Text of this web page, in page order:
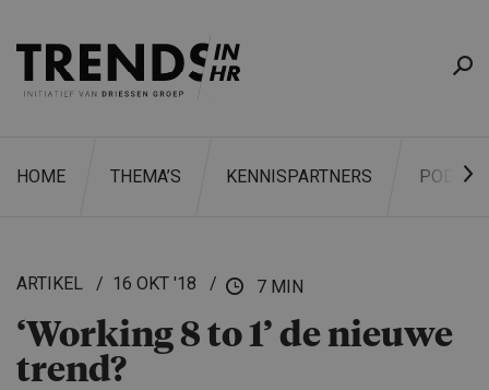
HOME THEMA’S KENNISPARTNERS
ZOEKEN
ARTIKEL 16 OKT '18 7 MIN
‘Working 8 to 1’ de nieuwe
trend?